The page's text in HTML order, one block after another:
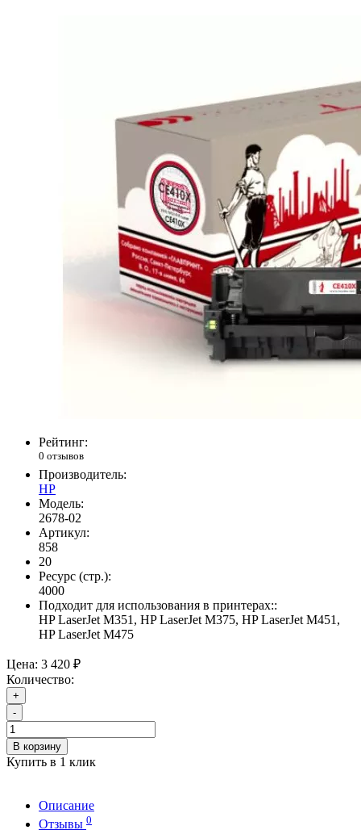
Рейтинг:
0 отзывов
Производитель:
HP
Модель:
2678-02
Артикул:
858
20
Ресурс (стр.):
4000
Подходит для использования в принтерах::
HP LaserJet M351, HP LaserJet M375, HP LaserJet M451,
HP LaserJet M475
Цена: 3 420 ₽
Количество:
+
-
В корзину
Купить в 1 клик
Описание
Отзывы 0